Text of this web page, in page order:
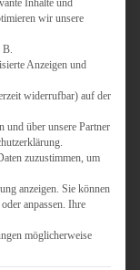
TISCH
FISCH
wir unsere
Anzeigen und
widerrufbar) auf der
und über unsere Partner
zuzustimmen, um
anzeigen. Sie können
anpassen. Ihre
möglicherweise